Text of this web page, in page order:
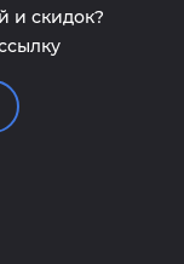
и скидок?